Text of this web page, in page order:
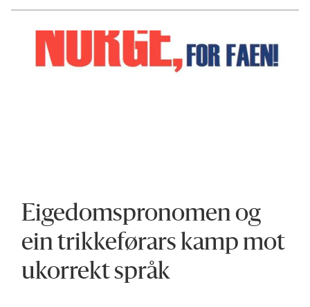
Eigedomspronomen og
ein trikkeførars kamp mot
ukorrekt språk